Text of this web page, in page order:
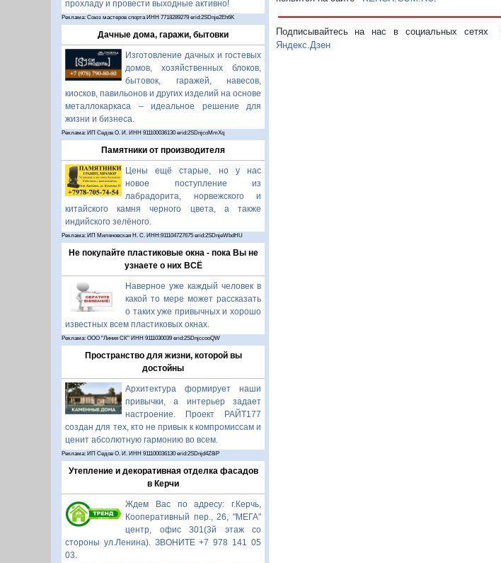
прохладу и провести выходные активно!
Реклама: Союз мастеров спорта ИНН 7718289279 erid:2SDnje2Eh6K
Дачные дома, гаражи, бытовки
Изготовление дачных и гостевых
домов, хозяйственных блоков,
бытовок, гаражей, навесов,
киосков, павильонов и других изделий на основе
металлокаркаса – идеальное решение для
жизни и бизнеса.
Реклама: ИП Седов О. И. ИНН 911100036130 erid:2SDnjcoMmXq
Памятники от производителя
Цены ещё старые, но у нас
новое поступление из
лабрадорита, норвежского и
китайского камня черного цвета, а также
индийского зелёного.
Реклама: ИП Миляновская Н. С. ИНН:911104727675 erid:2SDnjeWbdHU
Не покупайте пластиковые окна - пока Вы не
узнаете о них ВСЁ
Наверное уже каждый человек в
какой то мере может рассказать
о таких уже привычных и хорошо
известных всем пластиковых окнах.
Реклама: ООО "Линия СК" ИНН 9111030039 erid:2SDnjccooQW
Пространство для жизни, которой вы
достойны
Архитектура формирует наши
привычки, а интерьер задает
настроение. Проект РАЙТ177
создан для тех, кто не привык к компромиссам и
ценит абсолютную гармонию во всем.
Реклама: ИП Седов О. И. ИНН 911100036130 erid:2SDnjd4Z8iP
Утепление и декоративная отделка фасадов
в Керчи
Ждем Вас по адресу: г.Керчь,
Кооперативный пер., 26, "МЕГА"
центр, офис 301(3й этаж со
стороны ул.Ленина). ЗВОНИТЕ +7 978 141 05
03.
Подписывайтесь на нас в социальных сетях
Яндекс.Дзен